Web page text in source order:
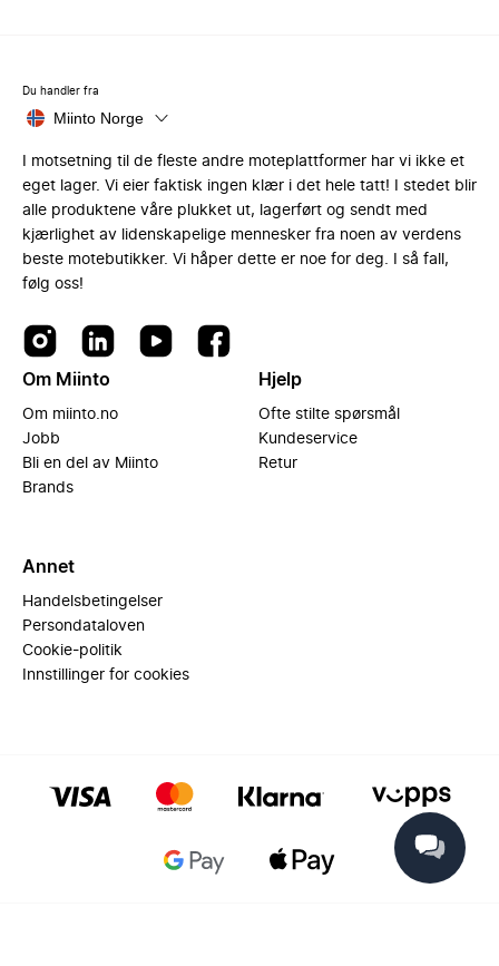
Du handler fra
Miinto Norge
I motsetning til de fleste andre moteplattformer har vi ikke et
eget lager. Vi eier faktisk ingen klær i det hele tatt! I stedet blir
alle produktene våre plukket ut, lagerført og sendt med
kjærlighet av lidenskapelige mennesker fra noen av verdens
beste motebutikker. Vi håper dette er noe for deg. I så fall,
følg oss!
Om Miinto
Om miinto.no
Jobb
Bli en del av Miinto
Brands
Hjelp
Ofte stilte spørsmål
Kundeservice
Retur
Annet
Handelsbetingelser
Persondataloven
Cookie-politik
Innstillinger for cookies